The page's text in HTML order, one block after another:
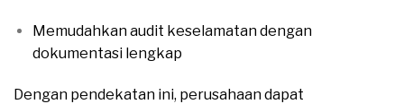
Memudahkan audit keselamatan dengan
dokumentasi lengkap
Dengan pendekatan ini, perusahaan dapat